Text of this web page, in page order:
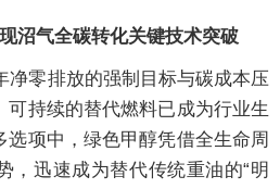
沼气全碳转化关键技术突破
净零排放的强制目标与碳成本压
可持续的替代燃料已成为行业生
项中，绿色甲醇凭借全生命周
，迅速成为替代传统重油的“明